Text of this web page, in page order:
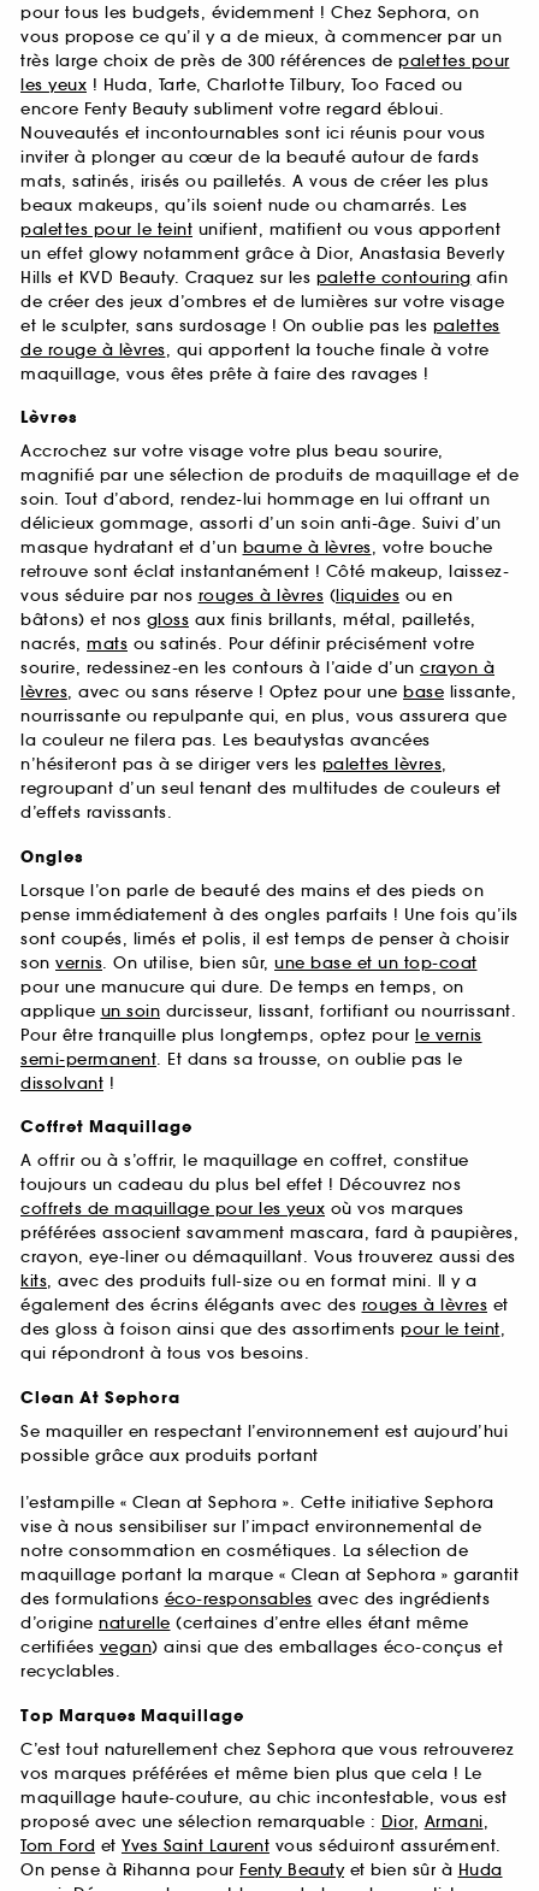
pour tous les budgets, évidemment ! Chez Sephora, on
vous propose ce qu’il y a de mieux, à commencer par un
très large choix de près de 300 références de palettes pour
les yeux ! Huda, Tarte, Charlotte Tilbury, Too Faced ou
encore Fenty Beauty subliment votre regard ébloui.
Nouveautés et incontournables sont ici réunis pour vous
inviter à plonger au cœur de la beauté autour de fards
mats, satinés, irisés ou pailletés. A vous de créer les plus
beaux makeups, qu’ils soient nude ou chamarrés. Les
palettes pour le teint unifient, matifient ou vous apportent
un effet glowy notamment grâce à Dior, Anastasia Beverly
Hills et KVD Beauty. Craquez sur les palette contouring afin
de créer des jeux d’ombres et de lumières sur votre visage
et le sculpter, sans surdosage ! On oublie pas les palettes
de rouge à lèvres, qui apportent la touche finale à votre
maquillage, vous êtes prête à faire des ravages !
Lèvres
Accrochez sur votre visage votre plus beau sourire,
magnifié par une sélection de produits de maquillage et de
soin. Tout d’abord, rendez-lui hommage en lui offrant un
délicieux gommage, assorti d’un soin anti-âge. Suivi d’un
masque hydratant et d’un baume à lèvres, votre bouche
retrouve sont éclat instantanément ! Côté makeup, laissez-
vous séduire par nos rouges à lèvres (liquides ou en
bâtons) et nos gloss aux finis brillants, métal, pailletés,
nacrés, mats ou satinés. Pour définir précisément votre
sourire, redessinez-en les contours à l’aide d’un crayon à
lèvres, avec ou sans réserve ! Optez pour une base lissante,
nourrissante ou repulpante qui, en plus, vous assurera que
la couleur ne filera pas. Les beautystas avancées
n’hésiteront pas à se diriger vers les palettes lèvres,
regroupant d’un seul tenant des multitudes de couleurs et
d’effets ravissants.
Ongles
Lorsque l’on parle de beauté des mains et des pieds on
pense immédiatement à des ongles parfaits ! Une fois qu’ils
sont coupés, limés et polis, il est temps de penser à choisir
son vernis. On utilise, bien sûr, une base et un top-coat
pour une manucure qui dure. De temps en temps, on
applique un soin durcisseur, lissant, fortifiant ou nourrissant.
Pour être tranquille plus longtemps, optez pour le vernis
semi-permanent. Et dans sa trousse, on oublie pas le
dissolvant !
Coffret Maquillage
A offrir ou à s’offrir, le maquillage en coffret, constitue
toujours un cadeau du plus bel effet ! Découvrez nos
coffrets de maquillage pour les yeux où vos marques
préférées associent savamment mascara, fard à paupières,
crayon, eye-liner ou démaquillant. Vous trouverez aussi des
kits, avec des produits full-size ou en format mini. Il y a
également des écrins élégants avec des rouges à lèvres et
des gloss à foison ainsi que des assortiments pour le teint,
qui répondront à tous vos besoins.
Clean At Sephora
Se maquiller en respectant l’environnement est aujourd’hui
possible grâce aux produits portant
l’estampille « Clean at Sephora ». Cette initiative Sephora
vise à nous sensibiliser sur l’impact environnemental de
notre consommation en cosmétiques. La sélection de
maquillage portant la marque « Clean at Sephora » garantit
des formulations éco-responsables avec des ingrédients
d’origine naturelle (certaines d’entre elles étant même
certifiées vegan) ainsi que des emballages éco-conçus et
recyclables.
Top Marques Maquillage
C’est tout naturellement chez Sephora que vous retrouverez
vos marques préférées et même bien plus que cela ! Le
maquillage haute-couture, au chic incontestable, vous est
proposé avec une sélection remarquable : Dior, Armani,
Tom Ford et Yves Saint Laurent vous séduiront assurément.
On pense à Rihanna pour Fenty Beautyet bien sûr à Huda